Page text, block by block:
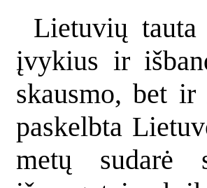
Lietuvių
įvykius ir
skausmo, bet ir
paskelbta
metų sudarė